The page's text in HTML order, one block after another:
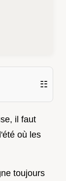
☷
il faut
où les
toujours